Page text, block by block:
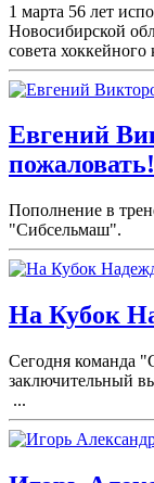
1 марта 56 лет
Новосибирской
совета
Евгений
пожаловать!
Пополнение в
"Сибсельмаш".
На Кубок
Сегодня команда
заключительный
...